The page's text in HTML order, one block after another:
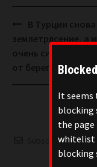
Post
землетрясение, а
от берегов.
Subscribe
It seems
blocking
the
whitelist
blocking